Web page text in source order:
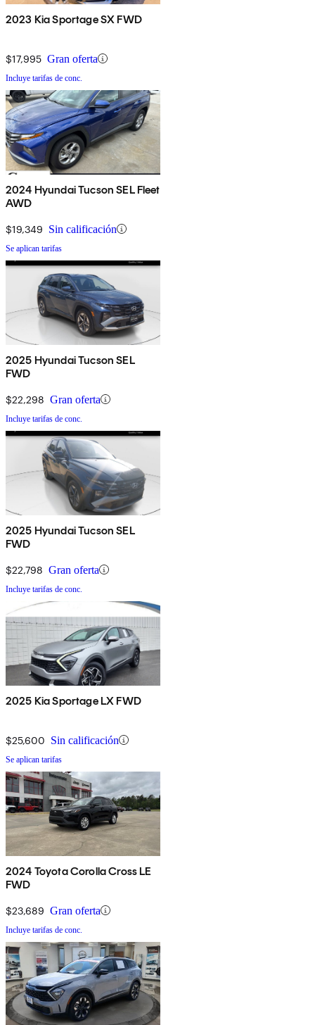
2023 Kia Sportage SX FWD
$17,995 Gran oferta
Incluye tarifas de conc.
2024 Hyundai Tucson SEL Fleet
AWD
$19,349 Sin calificación
Se aplican tarifas
2025 Hyundai Tucson SEL
FWD
$22,298 Gran oferta
Incluye tarifas de conc.
2025 Hyundai Tucson SEL
FWD
$22,798 Gran oferta
Incluye tarifas de conc.
2025 Kia Sportage LX FWD
$25,600 Sin calificación
Se aplican tarifas
2024 Toyota Corolla Cross LE
FWD
$23,689 Gran oferta
Incluye tarifas de conc.